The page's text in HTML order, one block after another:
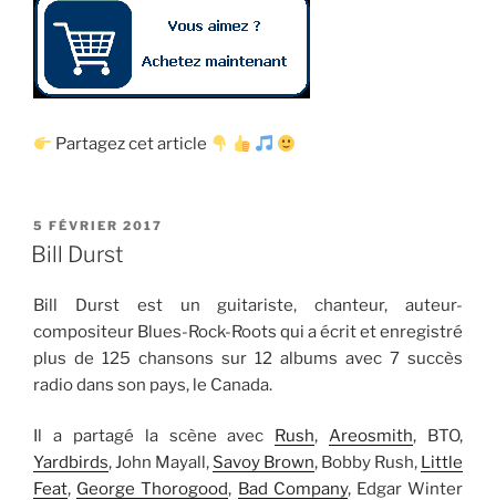
Partagez cet article
PUBLIÉ
LE
5 FÉVRIER 2017
Bill Durst
Bill Durst est un guitariste, chanteur, auteur-
compositeur Blues-Rock-Roots qui a écrit et enregistré
plus de 125 chansons sur 12 albums avec 7 succès
radio dans son pays, le Canada.
Il a partagé la scène avec Rush,Areosmith, BTO,
Yardbirds, John Mayall, Savoy Brown, Bobby Rush, Little
Feat, George Thorogood, Bad Company, Edgar Winter